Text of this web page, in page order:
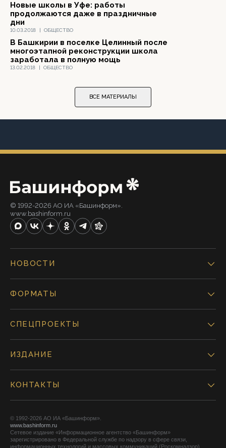
10.03.2018 | ОБЩЕСТВО
Новые школы в Уфе: работы
продолжаются даже в праздничные
дни
13.02.2018 | ОБЩЕСТВО
В Башкирии в поселке Целинный после
многоэтапной реконструкции школа
заработала в полную мощь
ВСЕ МАТЕРИАЛЫ
© 1992-2026 АО ИА «Башинформ».
www.bashinform.ru
НОВОСТИ
ФОРМАТЫ
СПЕЦПРОЕКТЫ
ИЗДАНИЕ
КОНТАКТЫ
© 1992-2026 АО ИА «Башинформ».
www.bashinform.ru
Сетевое издание «Информационное агентство «Башинформ»
зарегистрировано в Федеральной службе по надзору в сфере связи,
информационных технологий и массовых коммуникаций (Роскомнадзор),